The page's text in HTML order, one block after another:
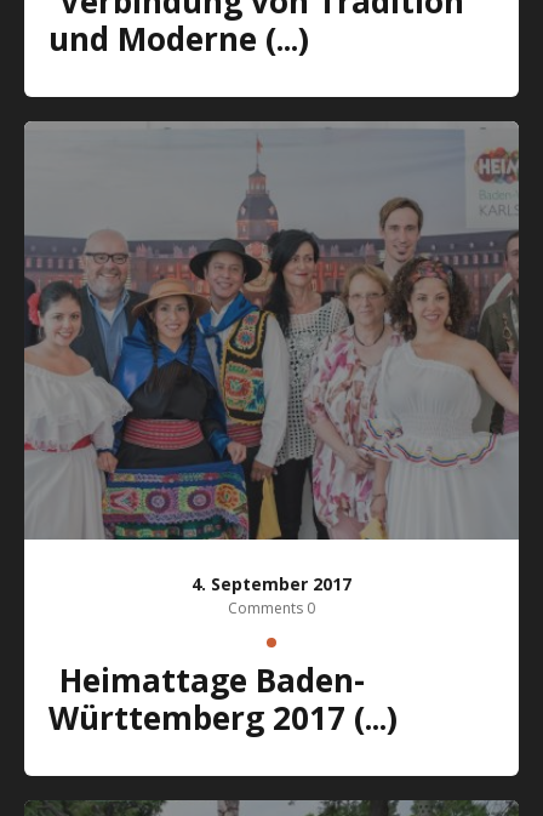
und Moderne (...)
4. September 2017
Comments 0
Heimattage Baden-
Württemberg 2017 (...)